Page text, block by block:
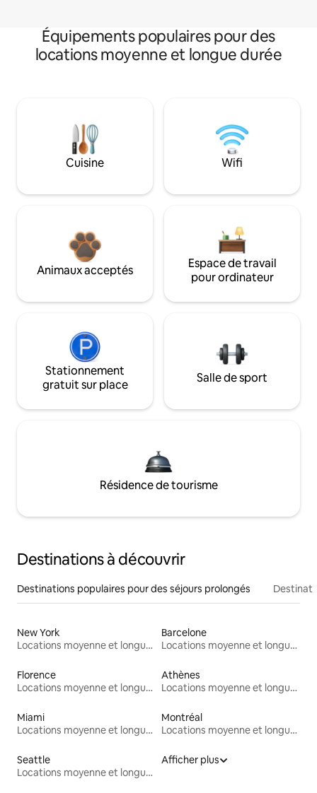
Équipements populaires pour des
locations moyenne et longue durée
Cuisine Wifi
Animaux acceptés
Espace de travail
pour ordinateur
Stationnement
gratuit sur place
Salle de sport
Résidence de tourisme
Destinations à découvrir
Destinations populaires pour des séjours prolongés
New York
Locations moyenne et longue durée
Barcelone
Locations moyenne et longue durée
Florence
Locations moyenne et longue durée
Athènes
Locations moyenne et longue durée
Miami
Locations moyenne et longue durée
Montréal
Locations moyenne et longue durée
Seattle
Locations moyenne et longue durée
Afficher plus